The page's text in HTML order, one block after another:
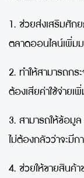
1. ช่วยส่งเสริมศัก
ตลาดออนไลน์เพิ่ม
2. ทำให้สามารถก
ต้องเสียค่าใช้จ่ายเ
3. สามารถให้ข้อมู
ไม่ต้องกลัวว่าจะมี
4. ช่วยให้ขายสินค้า